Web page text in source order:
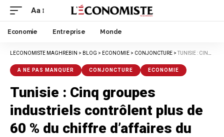
Aa
Economie Entreprise Monde
LECONOMISTE MAGHREBIN > BLOG > ECONOMIE > CONJONCTURE >TUNISIE : CINQ GROUPES INDUSTRIELS CONTRÔLENT PLUS DE 60 % DU CHIFFRE D’AFFAIRES DU SECTEUR PRIVÉ
A NE PAS MANQUER CONJONCTURE ECONOMIE
Tunisie : Cinq groupes
industriels contrôlent plus de
60 % du chiffre d’affaires du